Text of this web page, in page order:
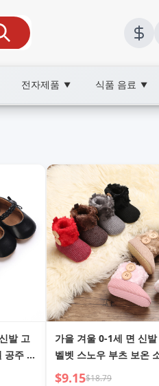
전자제품 ▼ 식품 음료 ▼
발 고
공주 아
가을 겨울 0-1세 면 신
벨벳 스노우 부츠 보온
창 유니섹스 아기 신발
$9.15$18.79